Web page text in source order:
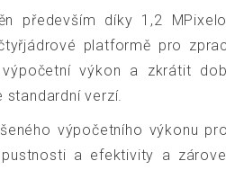
především díky 1,2
platformě pro
výkon a zkrátit
standardní verzí.
výpočetního výkonu
a efektivity a